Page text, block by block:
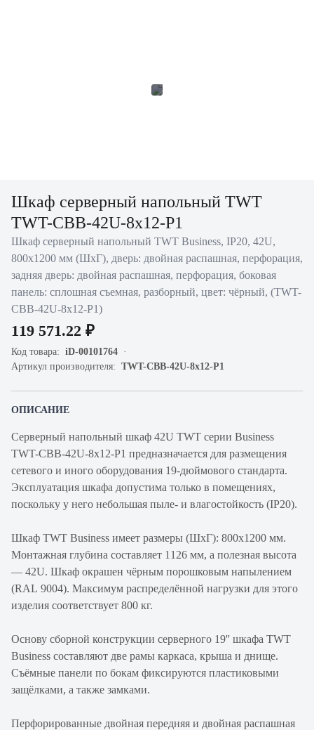
Шкаф серверный напольный TWT
TWT-CBB-42U-8x12-P1
Шкаф серверный напольный TWT Business, IP20, 42U,
800х1200 мм (ШхГ), дверь: двойная распашная, перфорация,
задняя дверь: двойная распашная, перфорация, боковая
панель: сплошная съемная, разборный, цвет: чёрный, (TWT-
CBB-42U-8x12-P1)
119 571.22 ₽
Код товара: iD-00101764
Артикул производителя: TWT-CBB-42U-8x12-P1
ОПИСАНИЕ
Серверный напольный шкаф 42U TWT серии Business
TWT-CBB-42U-8x12-P1 предназначается для размещения
сетевого и иного оборудования 19-дюймового стандарта.
Эксплуатация шкафа допустима только в помещениях,
поскольку у него небольшая пыле- и влагостойкость (IP20).
Шкаф TWT Business имеет размеры (ШхГ): 800х1200 мм.
Монтажная глубина составляет 1126 мм, а полезная высота
— 42U. Шкаф окрашен чёрным порошковым напылением
(RAL 9004). Максимум распределённой нагрузки для этого
изделия соответствует 800 кг.
Основу сборной конструкции серверного 19'' шкафа TWT
Business составляют две рамы каркаса, крыша и днище.
Съёмные панели по бокам фиксируются пластиковыми
защёлками, а также замками.
Перфорированные двойная передняя и двойная распашная